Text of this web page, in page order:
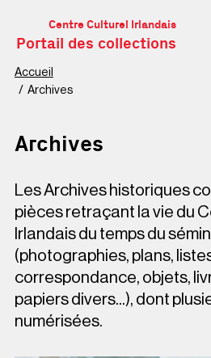
Centre Culturel Irlandais
Portail des collections
Accueil
Archives
Archives
Les Archives historiques
pièces retraçant la vie du
Irlandais du temps du
(photographies, plans,
correspondance, objets,
papiers divers...), dont
numérisées.